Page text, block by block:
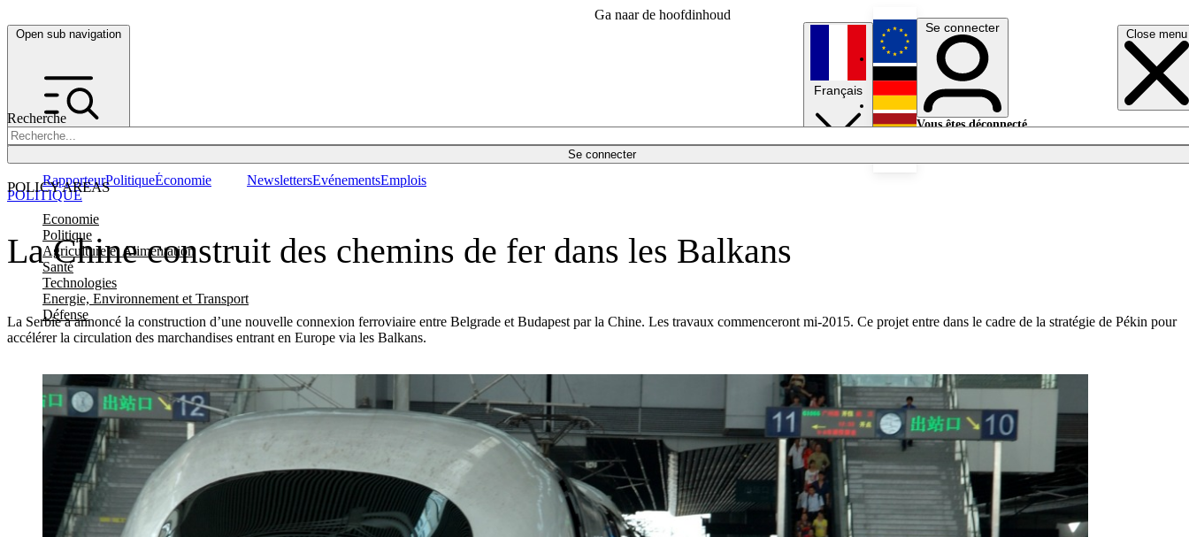
Ga naar de hoofdinhoud
Open sub navigation Close menu
Recherche
Se connecter
POLICY AREAS
Economie
Politique
Agriculture et Alimentation
Santé
Technologies
Energie, Environnement et Transport
Défense
RapporteurPolitiqueÉconomie NewslettersEvénementsEmplois
Français
English
Deutsch
Se connecter
Vous êtes déconnecté.
La Chine construit des chemins de fer dans les Balkans
La Serbie a annoncé la construction d’une nouvelle connexion ferroviaire entre Belgrade et Budapest par la Chine. Les travaux commenceront mi-2015. Ce projet entre dans le cadre de la stratégie de Pékin pour
accélérer la circulation des marchandises entrant en Europe via les Balkans.
POLITIQUE